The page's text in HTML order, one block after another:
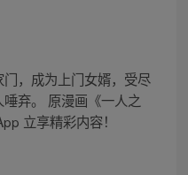
，成为上门女婿，受尽
弃。 原漫画《一人之
立享精彩内容！